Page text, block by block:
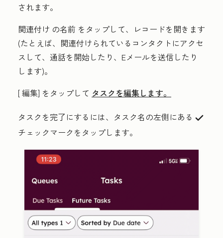
されます。
関連付け の名前 をタップして、レコードを開きます
(たとえば、関連付けられているコンタクトにアクセ
スして、通話を開始したり、Eメールを送信したり
します)。
[編集] をタップして タスクを編集します。
タスクを完了にするには、タスク名の左側にある success
チェックマーク をタップします。